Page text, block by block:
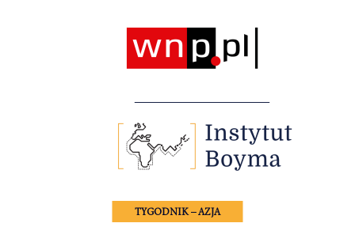
TYGODNIK – AZJA